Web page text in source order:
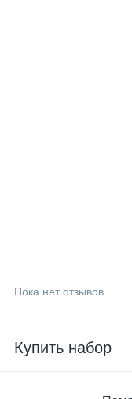
Пока нет отзывов
Купить набор